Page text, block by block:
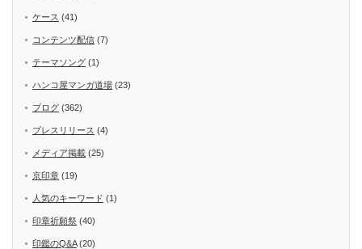
ケース (41)
コンテンツ配信 (7)
テーマソング (1)
ハンコ屋マンガ道場 (23)
ブログ (362)
プレスリリース (4)
メディア掲載 (25)
京印章 (19)
人気のキーワード (1)
印章祈願祭 (40)
印鑑のQ&A(20)